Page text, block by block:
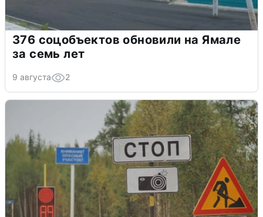
376 соцобъектов обновили на Ямале
за семь лет
9 августа 2